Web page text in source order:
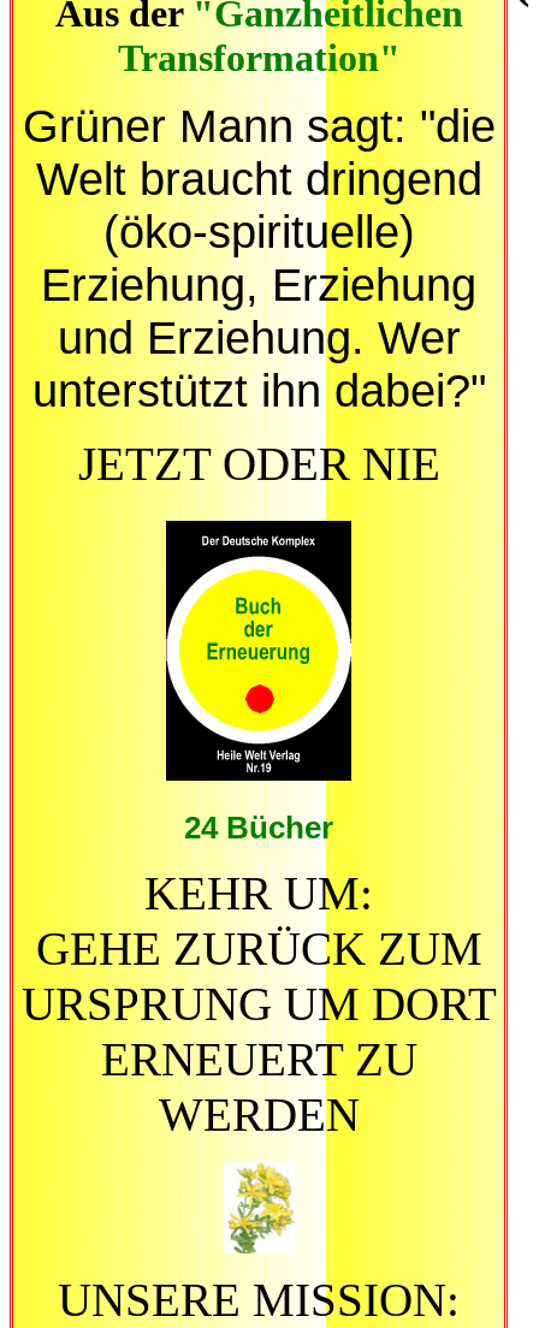
Aus der "Ganzheitlichen
Transformation"
Grüner Mann sagt: "die
Welt braucht dringend
(öko-spirituelle)
Erziehung, Erziehung
und Erziehung. Wer
unterstützt ihn dabei?"
JETZT ODER NIE
24 Bücher
KEHR UM:
GEHE ZURÜCK ZUM
URSPRUNG UM DORT
ERNEUERT ZU
WERDEN
UNSERE MISSION: